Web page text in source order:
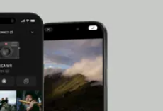
enthaltener Blitz
der D-Lux 8 gehören
Etui sowie